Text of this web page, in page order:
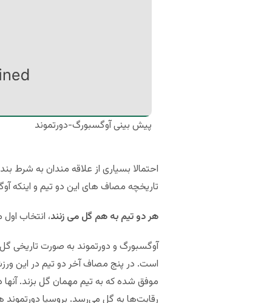
پیش بینی آوگسبورگ-دورتموند
احتمالا بسیاری از علاقه مندان به شرط
تاریخچه مصاف های این دو تیم و اینکه
هر دو تیم به هم گل می زنند، انتخاب
آوگسبورگ و دورتموند به صورت تاریخی
است. در پنج مصاف آخر دو تیم در این
رقابت‌ها به گل می‌رسد. بروسیا دورتموند